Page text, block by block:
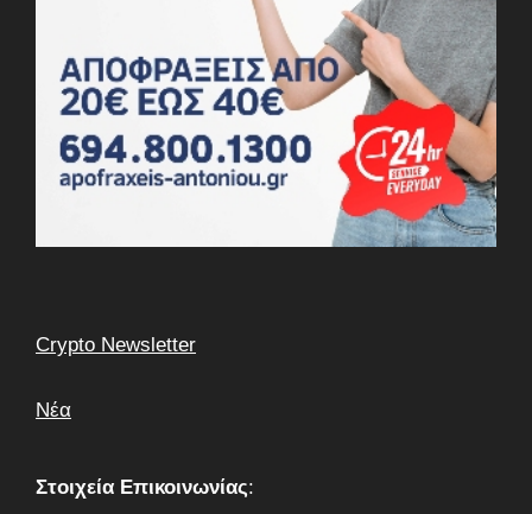
Crypto Newsletter
Νέα
Στοιχεία Επικοινωνίας: